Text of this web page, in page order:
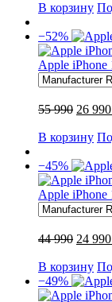
В корзину
−52%
Apple iPhone
55 990 26
В корзину
−45%
Apple iPhone
44 990 24
В корзину
−49%